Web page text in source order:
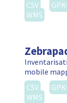
CSV
WMS
mobile
CSV
WMS